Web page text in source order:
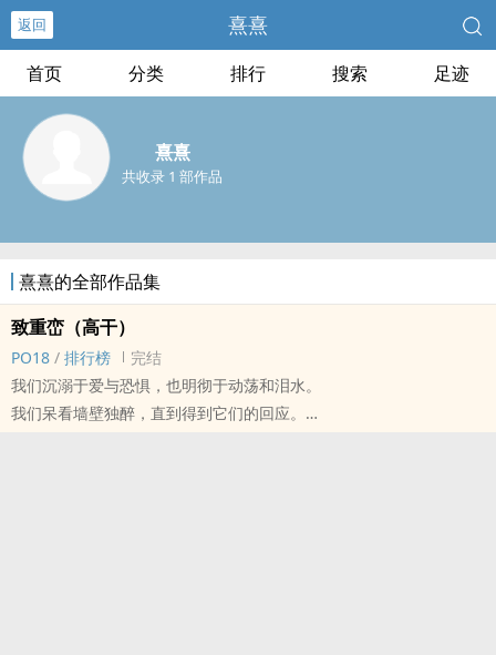
返回 熹熹
首页 分类 排行 搜索 足迹
熹熹
共收录 1 部作品
熹熹的全部作品集
致重峦（高干）
PO18 / 排行榜
完结
我们沉溺于爱与恐惧，也明彻于动荡和泪水。
我们呆看墙壁独醉，直到得到它们的回应。